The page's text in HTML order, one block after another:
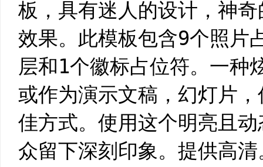
板，具有迷人的设计，神
效果。此模板包含9个照片
层和1个徽标占位符。一种
或作为演示文稿，幻灯片
佳方式。使用这个明亮且
众留下深刻印象。提供高清